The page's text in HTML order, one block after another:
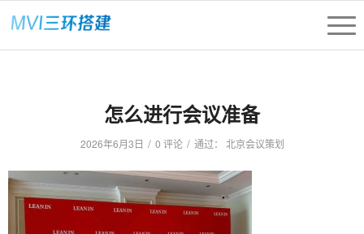
怎么进行会议准备
2026年6月3日 / 0 评论 / 通过： 北京会议策划